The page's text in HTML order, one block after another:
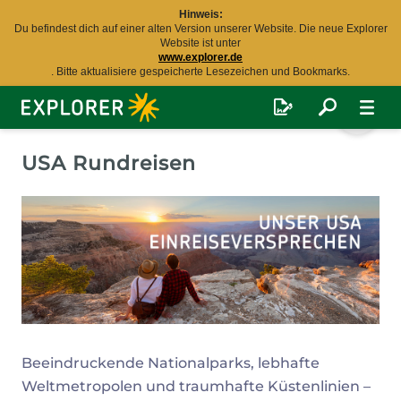
Hinweis:
Du befindest dich auf einer alten Version unserer Website. Die neue Explorer
Website ist unter
www.explorer.de
. Bitte aktualisiere gespeicherte Lesezeichen und Bookmarks.
Explorer
Fernreisen
USA Rundreisen
Beeindruckende Nationalparks, lebhafte
Weltmetropolen und traumhafte Küstenlinien –